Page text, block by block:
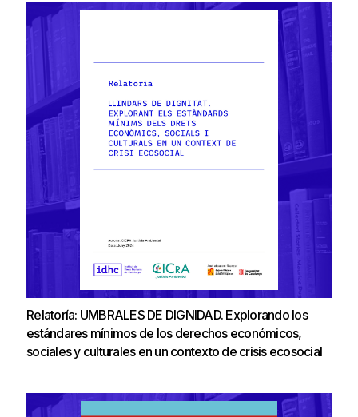
Relatoría: UMBRALES DE DIGNIDAD. Explorando los
estándares mínimos de los derechos económicos,
sociales y culturales en un contexto de crisis ecosocial